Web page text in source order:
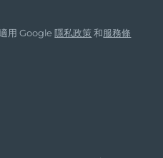
用 Google隱私政策 和服務條